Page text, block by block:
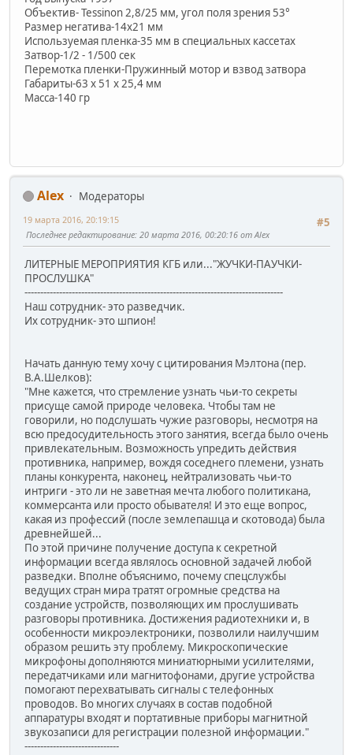
Объектив- Tessinon 2,8/25 мм, угол поля зрения 53°
Размер негатива-14х21 мм
Используемая пленка-35 мм в специальных кассетах
Затвор-1/2 - 1/500 сек
Перемотка пленки-Пружинный мотор и взвод затвора
Габариты-63 х 51 х 25,4 мм
Масса-140 гр
Alex
Модераторы
#5
19 марта 2016, 20:19:15
Последнее редактирование: 20 марта 2016, 00:20:16 от Alex
ЛИТЕРНЫЕ МЕРОПРИЯТИЯ КГБ или..."ЖУЧКИ-ПАУЧКИ-
ПРОСЛУШКА"
----------------------------------------------------------------------------------
Наш сотрудник- это разведчик.
Их сотрудник- это шпион!
Начать данную тему хочу с цитирования Мэлтона (пер.
В.А.Шелков):
"Мне кажется, что стремление узнать чьи-то секреты
присуще самой природе человека. Чтобы там не
говорили, но подслушать чужие разговоры, несмотря на
всю предосудительность этого занятия, всегда было очень
привлекательным. Возможность упредить действия
противника, например, вождя соседнего племени, узнать
планы конкурента, наконец, нейтрализовать чьи-то
интриги - это ли не заветная мечта любого политикана,
коммерсанта или просто обывателя! И это еще вопрос,
какая из профессий (после землепашца и скотовода) была
древнейшей...
По этой причине получение доступа к секретной
информации всегда являлось основной задачей любой
разведки. Вполне объяснимо, почему спецслужбы
ведущих стран мира тратят огромные средства на
создание устройств, позволяющих им прослушивать
разговоры противника. Достижения радиотехники и, в
особенности микроэлектроники, позволили наилучшим
образом решить эту проблему. Микроскопические
микрофоны дополняются миниатюрными усилителями,
передатчиками или магнитофонами, другие устройства
помогают перехватывать сигналы с телефонных
проводов. Во многих случаях в состав подобной
аппаратуры входят и портативные приборы магнитной
звукозаписи для регистрации полезной информации."
------------------------------